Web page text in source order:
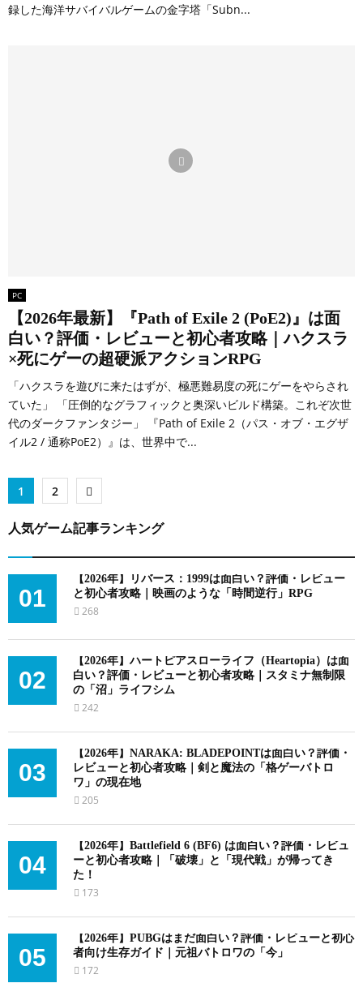
録した海洋サバイバルゲームの金字塔「Subn...
PC
【2026年最新】『Path of Exile 2 (PoE2)』は面
白い？評価・レビューと初心者攻略｜ハクスラ
×死にゲーの超硬派アクションRPG
「ハクスラを遊びに来たはずが、極悪難易度の死にゲーをやらされ
ていた」 「圧倒的なグラフィックと奥深いビルド構築。これぞ次世
代のダークファンタジー」 『Path of Exile 2（パス・オブ・エグザ
イル2 / 通称PoE2）』は、世界中で...
投
稿
の
ペ
ー
ジ
送
り
1 2
人気ゲーム記事ランキング
01
【2026年】リバース：1999は面白い？評価・レビュー
と初心者攻略｜映画のような「時間逆行」RPG
268
02
【2026年】ハートピアスローライフ（Heartopia）は面
白い？評価・レビューと初心者攻略｜スタミナ無制限
の「沼」ライフシム
242
03
【2026年】NARAKA: BLADEPOINTは面白い？評価・
レビューと初心者攻略｜剣と魔法の「格ゲーバトロ
ワ」の現在地
205
04
【2026年】Battlefield 6 (BF6) は面白い？評価・レビュ
ーと初心者攻略｜「破壊」と「現代戦」が帰ってき
た！
173
05
【2026年】PUBGはまだ面白い？評価・レビューと初心
者向け生存ガイド｜元祖バトロワの「今」
172